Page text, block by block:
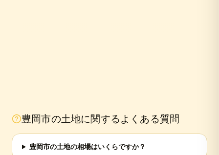
豊岡市の土地に関するよくある質問
豊岡市の土地の相場はいくらですか？